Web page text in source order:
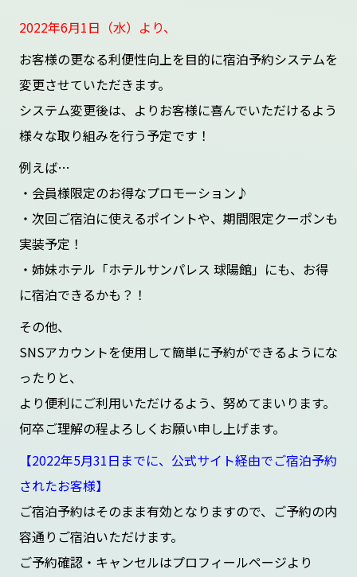
2022年6月1日（水）より、
お客様の更なる利便性向上を目的に宿泊予約システムを
変更させていただきます。
システム変更後は、よりお客様に喜んでいただけるよう
様々な取り組みを行う予定です！
例えば…
・会員様限定のお得なプロモーション♪
・次回ご宿泊に使えるポイントや、期間限定クーポンも
実装予定！
・姉妹ホテル「ホテルサンパレス 球陽館」にも、お得
に宿泊できるかも？！
その他、
SNSアカウントを使用して簡単に予約ができるようにな
ったりと、
より便利にご利用いただけるよう、努めてまいります。
何卒ご理解の程よろしくお願い申し上げます。
【2022年5月31日までに、公式サイト経由でご宿泊予約
されたお客様】
ご宿泊予約はそのまま有効となりますので、ご予約の内
容通りご宿泊いただけます。
ご予約確認・キャンセルはプロフィールページより